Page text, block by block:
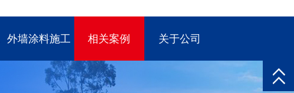
外墙涂料施工 相关案例 关于公司